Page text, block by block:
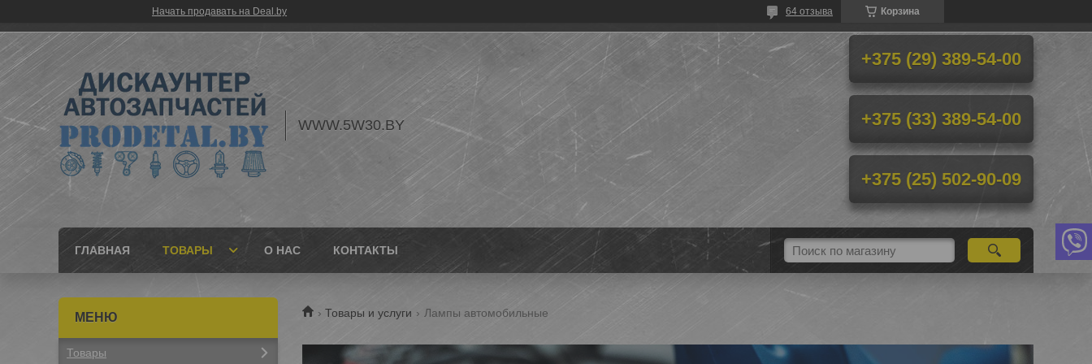
Начать продавать на Deal.by Корзина
64 отзыва
WWW.5W30.BY
+375 (29) 389-54-00
+375 (33) 389-54-00
+375 (25) 502-90-09
ГЛАВНАЯ ТОВАРЫ О НАС КОНТАКТЫ
Товары и услуги Лампы автомобильные
Товары